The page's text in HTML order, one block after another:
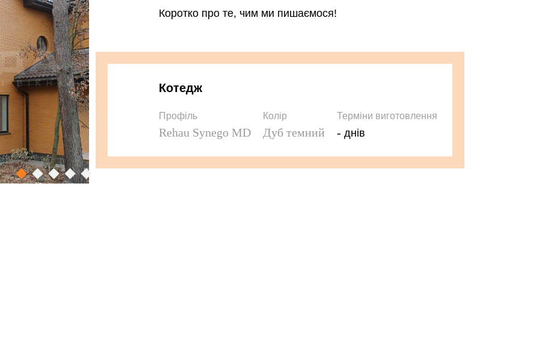
Коротко про те, чим ми пишаємося!
Котедж
Профіль
Rehau Synego MD
Колір
Дуб темний
Терміни виготовлення
- днів